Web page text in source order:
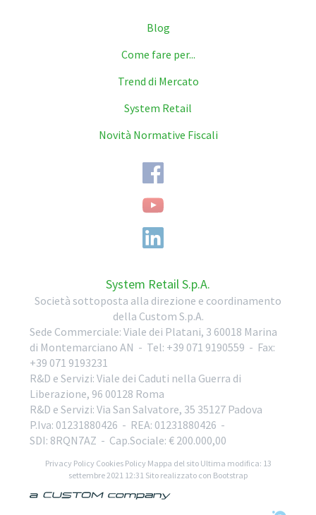
Blog
Come fare per...
Trend di Mercato
System Retail
Novità Normative Fiscali
System Retail S.p.A.
Società sottoposta alla direzione e coordinamento
della Custom S.p.A.
Sede Commerciale: Viale dei Platani, 3 60018 Marina
di Montemarciano AN - Tel: +39 071 9190559 - Fax:
+39 071 9193231
R&D e Servizi: Viale dei Caduti nella Guerra di
Liberazione, 96 00128 Roma
R&D e Servizi: Via San Salvatore, 35 35127 Padova
P.Iva: 01231880426 - REA: 01231880426 -
SDI: 8RQN7AZ - Cap.Sociale: € 200.000,00
Privacy Policy Cookies Policy Mappa del sito Ultima modifica: 13
settembre 2021 12:31 Sito realizzato con Bootstrap